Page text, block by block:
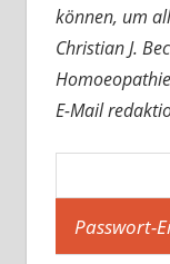
können, um
Christian J.
E-Mail